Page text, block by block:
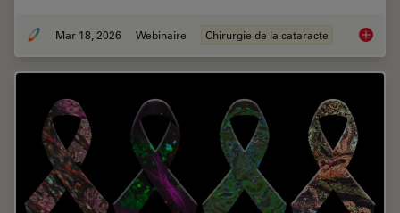
Mar 18, 2026 Webinaire Chirurgie de la cataracte Expert